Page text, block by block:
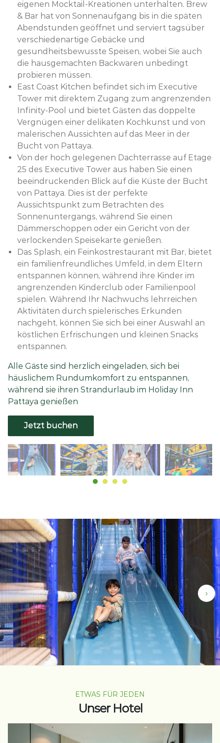
eigenen Mocktail-Kreationen unterhalten. Brew
& Bar hat von Sonnenaufgang bis in die späten
Abendstunden geöffnet und serviert tagsüber
verschiedenartige Gebäcke und
gesundheitsbewusste Speisen, wobei Sie auch
die hausgemachten Backwaren unbedingt
probieren müssen.
East Coast Kitchen befindet sich im Executive
Tower mit direktem Zugang zum angrenzenden
Infinity-Pool und bietet Gästen das doppelte
Vergnügen einer delikaten Kochkunst und von
malerischen Aussichten auf das Meer in der
Bucht von Pattaya.
Von der hoch gelegenen Dachterrasse auf Etage
25 des Executive Tower aus haben Sie einen
beeindruckenden Blick auf die Küste der Bucht
von Pattaya. Dies ist der perfekte
Aussichtspunkt zum Betrachten des
Sonnenuntergangs, während Sie einen
Dämmerschoppen oder ein Gericht von der
verlockenden Speisekarte genießen.
Das Splash, ein Feinkostrestaurant mit Bar, bietet
ein familienfreundliches Umfeld, in dem Eltern
entspannen können, während ihre Kinder im
angrenzenden Kinderclub oder Familienpool
spielen. Während Ihr Nachwuchs lehrreichen
Aktivitäten durch spielerisches Erkunden
nachgeht, können Sie sich bei einer Auswahl an
köstlichen Erfrischungen und kleinen Snacks
entspannen.
Alle Gäste sind herzlich eingeladen, sich bei
häuslichem Rundumkomfort zu entspannen,
während sie ihren Strandurlaub im Holiday Inn
Pattaya genießen
Jetzt buchen
›
ETWAS FÜR JEDEN
Unser Hotel